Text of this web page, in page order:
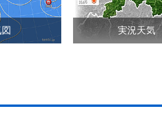
実況天気